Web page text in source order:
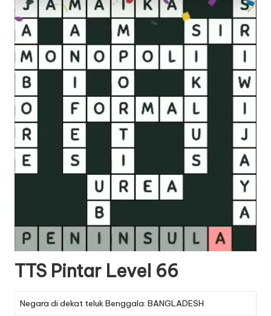
TTS Pintar Level 66
Negara di dekat teluk Benggala: BANGLADESH